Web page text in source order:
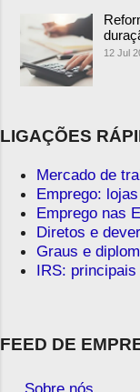
12 Jul
LIGAÇÕES
Mercado de
Emprego:
Emprego nas
Diretos e
Graus e
IRS:
FEED DE